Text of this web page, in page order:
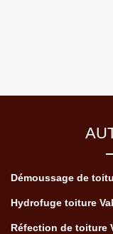
Démoussage de
Hydrofuge toiture
Réfection de toiture